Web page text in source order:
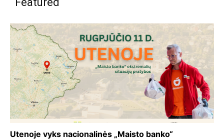
Utenoje vyks nacionalinės „Maisto banko“